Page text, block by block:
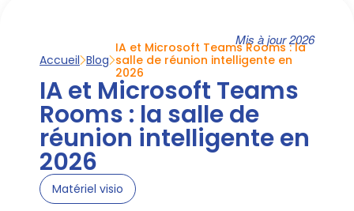
Mis à jour 2026
Accueil Blog
IA et Microsoft Teams Rooms : la
salle de réunion intelligente en
2026
IA et Microsoft Teams
Rooms : la salle de
réunion intelligente en
2026
Matériel visio